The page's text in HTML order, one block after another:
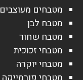
מטבחים מעוצבים
מטבח לבן
מטבח שחור
מטבחי זכוכית
מטבחי יוקרה